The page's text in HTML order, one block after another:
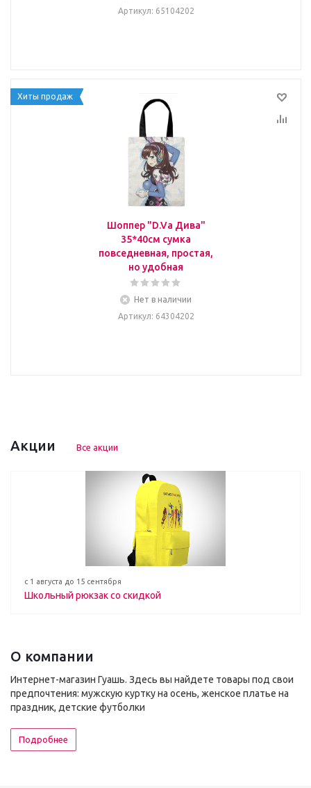
Артикул: 65104202
Хиты продаж
Шоппер "D.Va Дива"
35*40см сумка
повседневная, простая,
но удобная
Нет в наличии
Артикул: 64304202
Акции Все акции
с 1 августа до 15 сентября
Школьный рюкзак со скидкой
О компании
Интернет-магазин Гуашь. Здесь вы найдете товары под свои
предпочтения: мужскую куртку на осень, женское платье на
праздник, детские футболки
Подробнее